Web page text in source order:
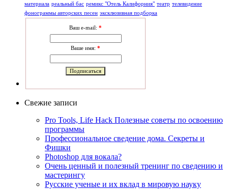
материала реальный бас ремикс "Отель Калифорния" театр телевидение
фонограммы авторских песен эксклюзивная подборка
Ваш e-mail: *
Ваше имя: *
Свежие записи
Pro Tools, Life Hack Полезные советы по освоению
программы
Профессиональное сведение дома. Секреты и
Фишки
Photoshop для вокала?
Очень ценный и полезный тренинг по сведению и
мастерингу
Русские ученые и их вклад в мировую науку